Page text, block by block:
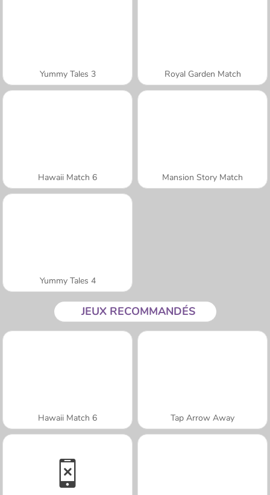
Yummy Tales 3 Royal Garden Match
Hawaii Match 6 Mansion Story Match
Yummy Tales 4
JEUX RECOMMANDÉS
Hawaii Match 6 Tap Arrow Away